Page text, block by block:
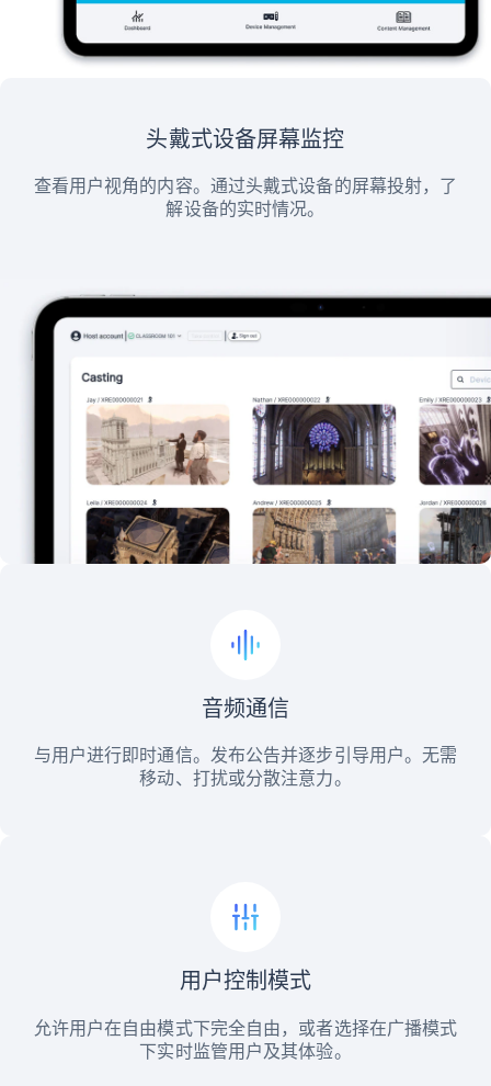
头戴式设备屏幕监控
查看用户视角的内容。通过头戴式设备的屏幕投射，了
解设备的实时情况。
音频通信
与用户进行即时通信。发布公告并逐步引导用户。无需
移动、打扰或分散注意力。
用户控制模式
允许用户在自由模式下完全自由，或者选择在广播模式
下实时监管用户及其体验。